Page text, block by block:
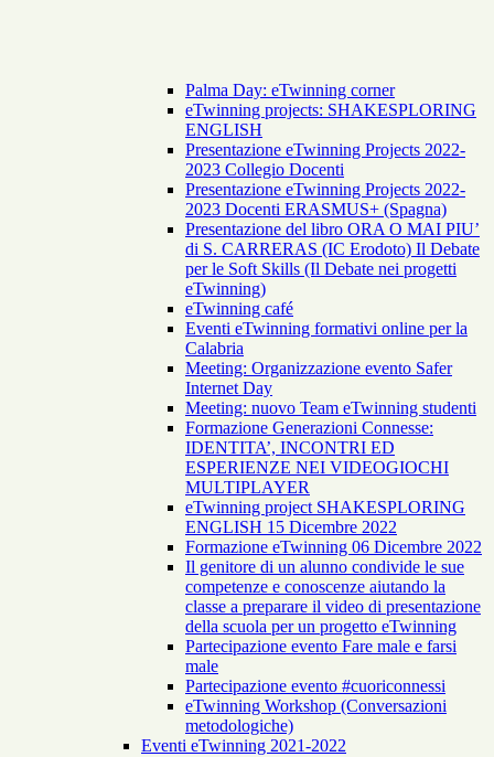
Palma Day: eTwinning corner
eTwinning projects: SHAKESPLORING
ENGLISH
Presentazione eTwinning Projects 2022-
2023 Collegio Docenti
Presentazione eTwinning Projects 2022-
2023 Docenti ERASMUS+ (Spagna)
Presentazione del libro ORA O MAI PIU’
di S. CARRERAS (IC Erodoto) Il Debate
per le Soft Skills (Il Debate nei progetti
eTwinning)
eTwinning café
Eventi eTwinning formativi online per la
Calabria
Meeting: Organizzazione evento Safer
Internet Day
Meeting: nuovo Team eTwinning studenti
Formazione Generazioni Connesse:
IDENTITA’, INCONTRI ED
ESPERIENZE NEI VIDEOGIOCHI
MULTIPLAYER
eTwinning project SHAKESPLORING
ENGLISH 15 Dicembre 2022
Formazione eTwinning 06 Dicembre 2022
Il genitore di un alunno condivide le sue
competenze e conoscenze aiutando la
classe a preparare il video di presentazione
della scuola per un progetto eTwinning
Partecipazione evento Fare male e farsi
male
Partecipazione evento #cuoriconnessi
eTwinning Workshop (Conversazioni
metodologiche)
Eventi eTwinning 2021-2022